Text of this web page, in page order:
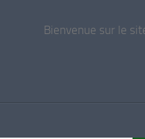
Bienvenue sur le